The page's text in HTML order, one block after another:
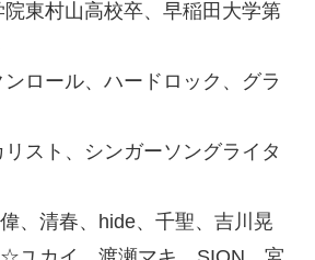
村山高校卒、早稲田大学第
ロール、ハードロック、グラ
、シンガーソングライタ
、清春、hide、千聖、吉川晃